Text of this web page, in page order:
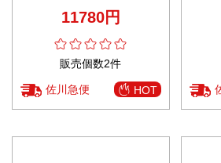
11780円
販売個数2件
佐川急便 HOT
ビュ